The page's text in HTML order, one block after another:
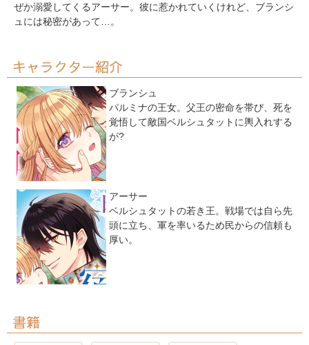
ぜか溺愛してくるアーサー。彼に惹かれていくけれど、ブランシ
ュには秘密があって…。
キャラクター紹介
ブランシュ
パルミナの王女。父王の密命を帯び、死を
覚悟して敵国ベルシュタットに輿入れする
が?
アーサー
ベルシュタットの若き王。戦場では自ら先
頭に立ち、軍を率いるため民からの信頼も
厚い。
書籍